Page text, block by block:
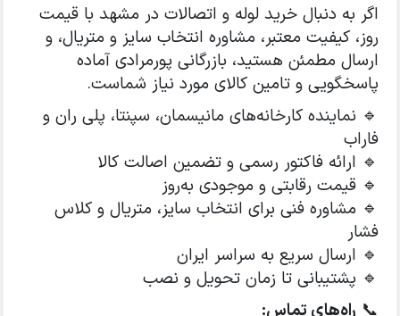
اگر به دنبال خرید لوله و اتصالات در مشهد با قیمت
روز، کیفیت معتبر، مشاوره انتخاب سایز و متریال، و
ارسال مطمئن هستید، بازرگانی پورمرادی آماده
پاسخگویی و تامین کالای مورد نیاز شماست.
🔹 نماینده کارخانه‌های مانیسمان، سپنتا، پلی ران و
فاراب
🔹 ارائه فاکتور رسمی و تضمین اصالت کالا
🔹 قیمت رقابتی و موجودی به‌روز
🔹 مشاوره فنی برای انتخاب سایز، متریال و کلاس
فشار
🔹 ارسال سریع به سراسر ایران
🔹 پشتیبانی تا زمان تحویل و نصب
📞 راه‌های تماس: